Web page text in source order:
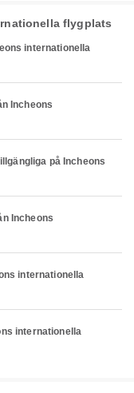
flygplats
internationella
Incheons
på Incheons
Incheons
internationella
internationella